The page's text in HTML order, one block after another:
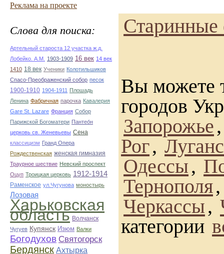
Реклама на проекте
Слова для поиска:
Артельный староста 12 участка ж.д.
Лобейко. А.М.
1903-1909 16 век 14 век
1410 18 век Ученики Колотильшиков
Спасо-Преображенский собор песок
1900-1910 1904-1911 Плошадь
Ленина Фабричная парочка Кавалерия
Gare St. Lazare Франция Собор
Парижской Богоматери Пантео́н
церковь св. Женевьевы Сена
классицизм Гранд Опера
Рождественская женская гимназия
Траурное шествие Невский проспект
Оцуп Троицкая церковь 1912-1914
Раменское ул.Чугунова моностырь
Лозовая
Харьковская
область Волчанск
Чугуев Купянск Изюм Валки
Богодухов Святогорск
Бердянск Ахтырка
Старинные
Вы можете
городов
Запорожье
Рог,
Одессы,
Тернополя
Черкассы,
категории